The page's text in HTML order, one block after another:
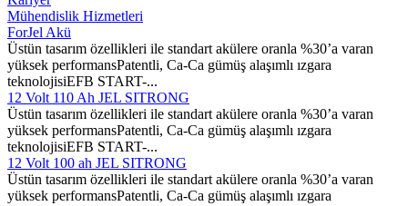
Mühendislik Hizmetleri
ForJel Akü
Üstün tasarım özellikleri ile standart akülere oranla %30’a varan
yüksek performansPatentli, Ca-Ca gümüş alaşımlı ızgara
teknolojisiEFB START-...
12 Volt 110 Ah JEL SITRONG
Üstün tasarım özellikleri ile standart akülere oranla %30’a varan
yüksek performansPatentli, Ca-Ca gümüş alaşımlı ızgara
teknolojisiEFB START-...
12 Volt 100 ah JEL SITRONG
Üstün tasarım özellikleri ile standart akülere oranla %30’a varan
yüksek performansPatentli, Ca-Ca gümüş alaşımlı ızgara